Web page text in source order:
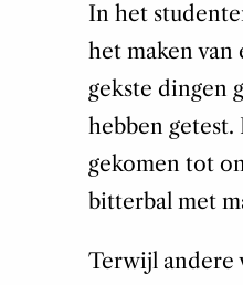
In het
het maken
gekste dingen
hebben
gekomen tot
bitterbal met
Terwijl andere